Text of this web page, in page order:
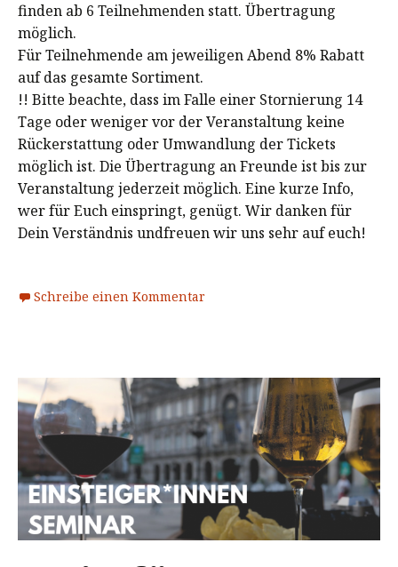
finden ab 6 Teilnehmenden statt. Übertragung
möglich.
Für Teilnehmende am jeweiligen Abend 8% Rabatt
auf das gesamte Sortiment.
!! Bitte beachte, dass im Falle einer Stornierung 14
Tage oder weniger vor der Veranstaltung keine
Rückerstattung oder Umwandlung der Tickets
möglich ist. Die Übertragung an Freunde ist bis zur
Veranstaltung jederzeit möglich. Eine kurze Info,
wer für Euch einspringt, genügt. Wir danken für
Dein Verständnis undfreuen wir uns sehr auf euch!
Schreibe einen Kommentar